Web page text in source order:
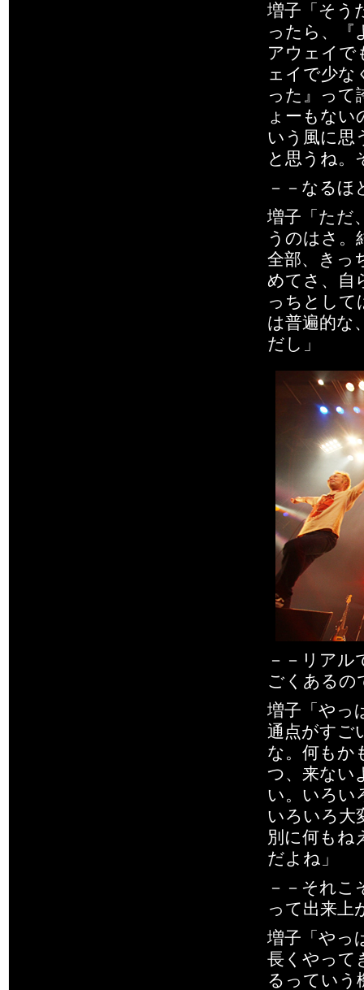
増子「そう
ったら、『
アウェイで
ェイで少な
った』って
ょーもな
いう風に思
と思うね。
－－なるほ
増子「ただ
うのはさ。
全部、きっ
めてさ、自
っちとして
は普遍的な
だし」
－－リア
ごくあるの
増子「やっ
通点がすご
な。何もか
つ、来ない
い。いろい
いろいろ大
別に何もね
だよね」
－－それ
って出来
増子「やっ
長くやって
るっていう